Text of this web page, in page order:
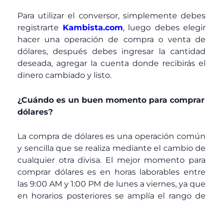
Para utilizar el conversor, simplemente debes
registrarte Kambista.com, luego debes elegir
hacer una operación de compra o venta de
dólares, después debes ingresar la cantidad
deseada, agregar la cuenta donde recibirás el
dinero cambiado y listo.
¿Cuándo es un buen momento para comprar
dólares?
La compra de dólares es una operación común
y sencilla que se realiza mediante el cambio de
cualquier otra divisa. El mejor momento para
comprar dólares es en horas laborables entre
las 9:00 AM y 1:00 PM de lunes a viernes, ya que
en horarios posteriores se amplía el rango de